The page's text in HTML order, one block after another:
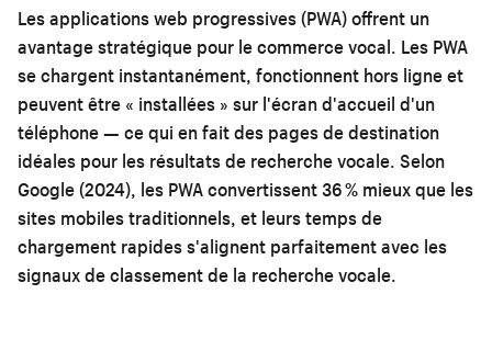
Les applications web progressives (PWA) offrent un
avantage stratégique pour le commerce vocal. Les PWA
se chargent instantanément, fonctionnent hors ligne et
peuvent être « installées » sur l'écran d'accueil d'un
téléphone — ce qui en fait des pages de destination
idéales pour les résultats de recherche vocale. Selon
Google (2024), les PWA convertissent 36 % mieux que les
sites mobiles traditionnels, et leurs temps de
chargement rapides s'alignent parfaitement avec les
signaux de classement de la recherche vocale.